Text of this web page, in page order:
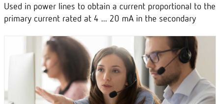
Used in power lines to obtain a current proportional to the
primary current rated at 4 ... 20 mA in the secondary